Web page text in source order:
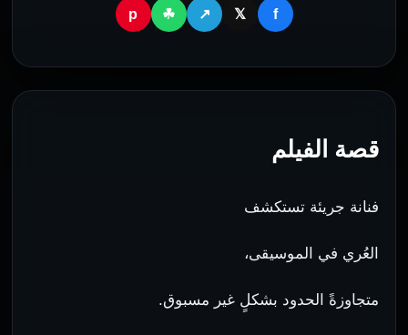
f
𝕏
↗
☘
p
قصة الفيلم
فنانة جريئة تستكشف
العُري في الموسيقى،
متجاوزةً الحدود بشكلٍ غير مسبوق.